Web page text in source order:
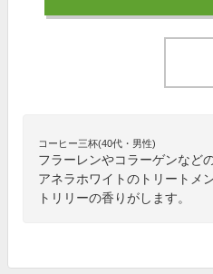
コーヒー三杯(40代・男性)
フラーレンやコラーゲンなど
アネラホワイトのトリートメ
トリリーの香りがします。